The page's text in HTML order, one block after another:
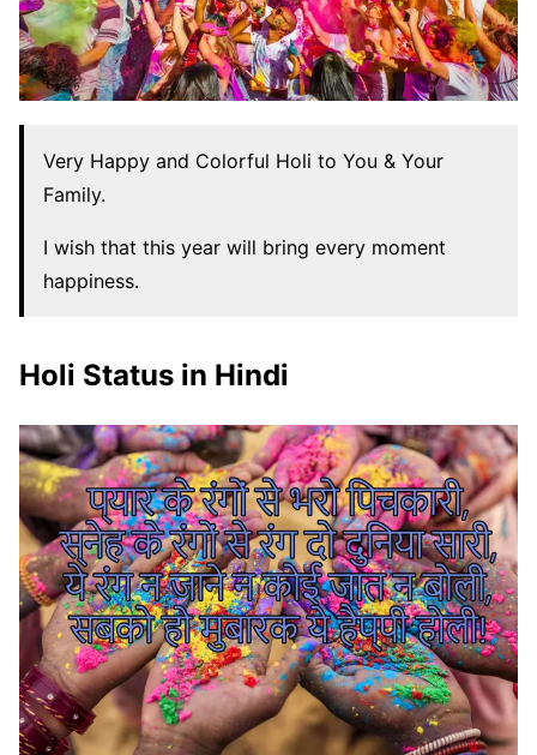
Very Happy and Colorful Holi to You & Your
Family.
I wish that this year will bring every moment
happiness.
Holi Status in Hindi